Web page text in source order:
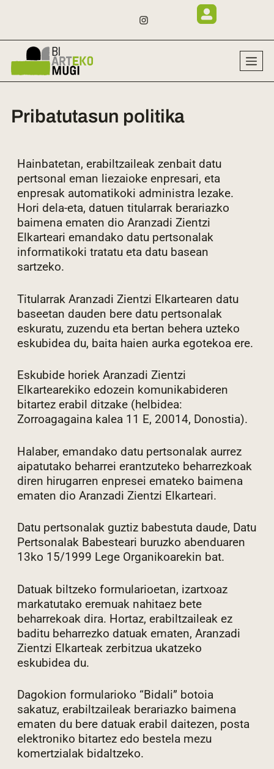
Pribatutasun politika
Hainbatetan, erabiltzaileak zenbait datu
pertsonal eman liezaioke enpresari, eta
enpresak automatikoki administra lezake.
Hori dela-eta, datuen titularrak berariazko
baimena ematen dio Aranzadi Zientzi
Elkarteari emandako datu pertsonalak
informatikoki tratatu eta datu basean
sartzeko.
Titularrak Aranzadi Zientzi Elkartearen datu
baseetan dauden bere datu pertsonalak
eskuratu, zuzendu eta bertan behera uzteko
eskubidea du, baita haien aurka egotekoa ere.
Eskubide horiek Aranzadi Zientzi
Elkartearekiko edozein komunikabideren
bitartez erabil ditzake (helbidea:
Zorroagagaina kalea 11 E, 20014, Donostia).
Halaber, emandako datu pertsonalak aurrez
aipatutako beharrei erantzuteko beharrezkoak
diren hirugarren enpresei emateko baimena
ematen dio Aranzadi Zientzi Elkarteari.
Datu pertsonalak guztiz babestuta daude, Datu
Pertsonalak Babesteari buruzko abenduaren
13ko 15/1999 Lege Organikoarekin bat.
Datuak biltzeko formularioetan, izartxoaz
markatutako eremuak nahitaez bete
beharrekoak dira. Hortaz, erabiltzaileak ez
baditu beharrezko datuak ematen, Aranzadi
Zientzi Elkarteak zerbitzua ukatzeko
eskubidea du.
Dagokion formularioko “Bidali” botoia
sakatuz, erabiltzaileak berariazko baimena
ematen du bere datuak erabil daitezen, posta
elektroniko bitartez edo bestela mezu
komertzialak bidaltzeko.